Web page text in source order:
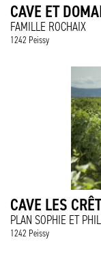
CAVE ET
FAMILLE ROCHAIX
1242 Peissy
CAVE LES
PLAN SOPHIE ET
1242 Peissy